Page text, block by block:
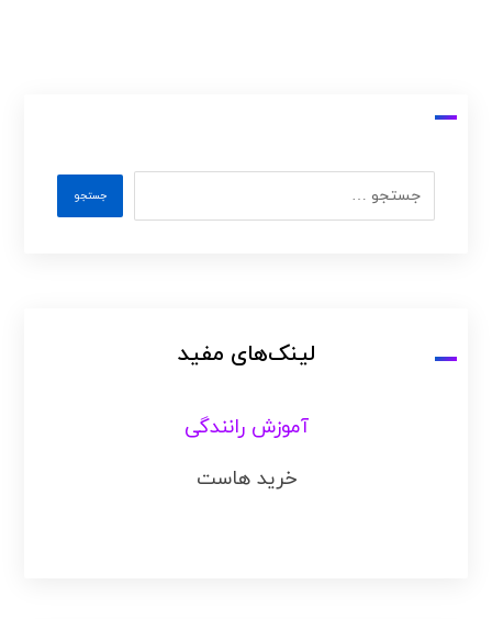
لینک‌های مفید
آموزش رانندگی
خرید هاست